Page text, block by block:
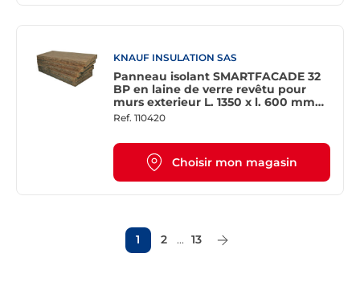
KNAUF INSULATION SAS
Panneau isolant SMARTFACADE 32
BP en laine de verre revêtu pour
murs exterieur L. 1350 x l. 600 mm
Ép. 100 mm - R=3,15 m².K/W
Ref. 110420
Choisir mon magasin
1 2 ... 13